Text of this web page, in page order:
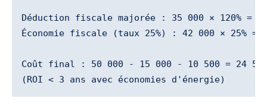
Déduction fiscale majorée : 35 000 × 120% =
Économie fiscale (taux 25%) : 42 000 × 25% =
Coût final : 50 000 - 15 000 - 10 500 = 24